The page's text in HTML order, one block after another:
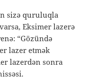
sizə quruluqla
Eksimer lazerə
“Gözündə
lazer etmək
lazerdən sonra